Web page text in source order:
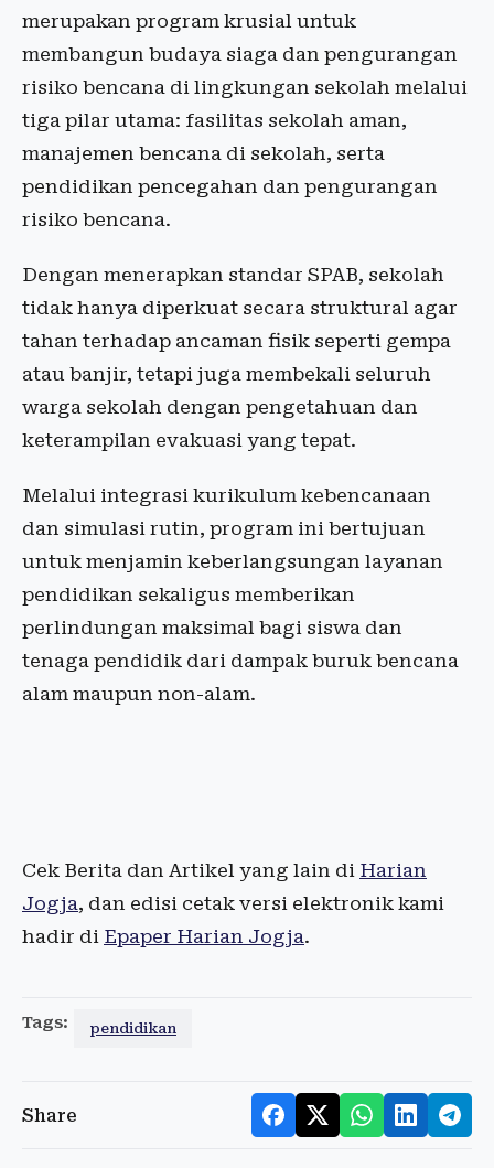
merupakan program krusial untuk
membangun budaya siaga dan pengurangan
risiko bencana di lingkungan sekolah melalui
tiga pilar utama: fasilitas sekolah aman,
manajemen bencana di sekolah, serta
pendidikan pencegahan dan pengurangan
risiko bencana.
Dengan menerapkan standar SPAB, sekolah
tidak hanya diperkuat secara struktural agar
tahan terhadap ancaman fisik seperti gempa
atau banjir, tetapi juga membekali seluruh
warga sekolah dengan pengetahuan dan
keterampilan evakuasi yang tepat.
Melalui integrasi kurikulum kebencanaan
dan simulasi rutin, program ini bertujuan
untuk menjamin keberlangsungan layanan
pendidikan sekaligus memberikan
perlindungan maksimal bagi siswa dan
tenaga pendidik dari dampak buruk bencana
alam maupun non-alam.
Cek Berita dan Artikel yang lain di Harian
Jogja, dan edisi cetak versi elektronik kami
hadir di Epaper Harian Jogja.
Tags: pendidikan
Share